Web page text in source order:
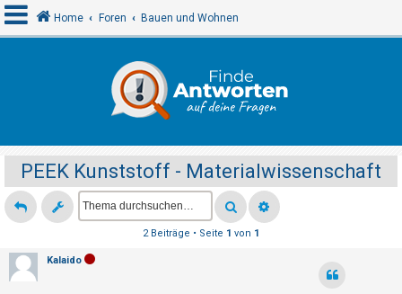
e
l
d
e
Home Foren Bauen und Wohnen
PEEK Kunststoff - Materialwissenschaft
2 Beiträge • Seite 1 von 1
Kalaido